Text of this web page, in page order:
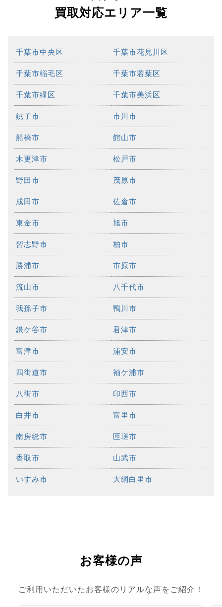
買取対応エリア一覧
千葉市中央区 千葉市花見川区
千葉市稲毛区 千葉市若葉区
千葉市緑区 千葉市美浜区
銚子市 市川市
船橋市 館山市
木更津市 松戸市
野田市 茂原市
成田市 佐倉市
東金市 旭市
習志野市 柏市
勝浦市 市原市
流山市 八千代市
我孫子市 鴨川市
鎌ケ谷市 君津市
富津市 浦安市
四街道市 袖ケ浦市
八街市 印西市
白井市 富里市
南房総市 匝瑳市
香取市 山武市
いすみ市 大網白里市
お客様の声
ご利用いただいたお客様のリアルな声をご紹介！